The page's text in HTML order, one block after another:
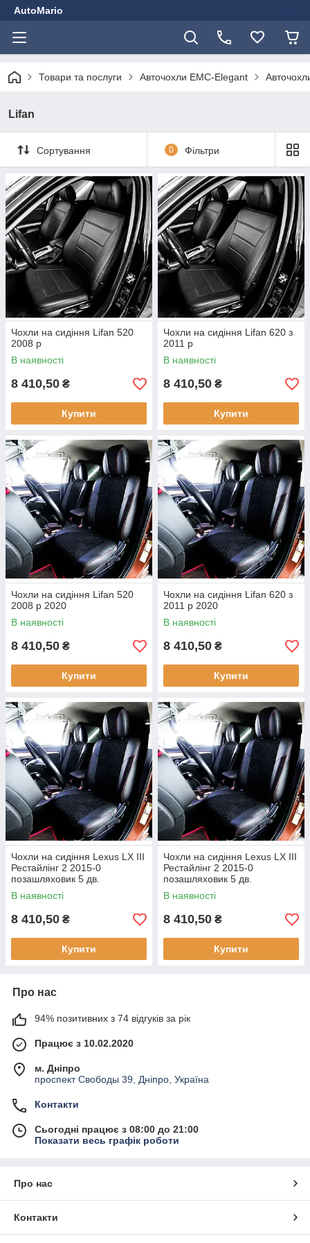
AutoMario
Товари та послуги Авточохли EMC-Elegant
Lifan
Сортування 0 Фільтри
Чохли на сидіння Lifan 520
2008 р
В наявності
8 410,50 ₴
Купити
Чохли на сидіння Lifan 620 з
2011 р
В наявності
8 410,50 ₴
Купити
Чохли на сидіння Lifan 520
2008 р 2020
В наявності
8 410,50 ₴
Купити
Чохли на сидіння Lifan 620 з
2011 р 2020
В наявності
8 410,50 ₴
Купити
Чохли на сидіння Lexus LX III
Рестайлінг 2 2015-0
позашляховик 5 дв.
В наявності
8 410,50 ₴
Купити
Чохли на сидіння Lexus LX III
Рестайлінг 2 2015-0
позашляховик 5 дв.
В наявності
8 410,50 ₴
Купити
Про нас
94% позитивних з 74 відгуків за рік
Працює з 10.02.2020
м. Дніпро
проспект Свободы 39, Дніпро, Україна
Контакти
Сьогодні працює з 08:00 до 21:00
Показати весь графік роботи
Про нас
Контакти